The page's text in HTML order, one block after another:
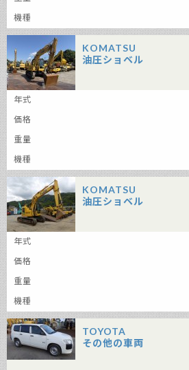
KOMATSU
油圧ショベル
KOMATSU
油圧ショベル
TOYOTA
その他の車両